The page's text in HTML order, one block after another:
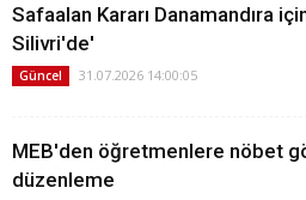
Safaalan Kararı Danamandıra
Silivri'de'
Güncel 31.07.2026 14:00:05
MEB'den öğretmenlere nöbet
düzenleme